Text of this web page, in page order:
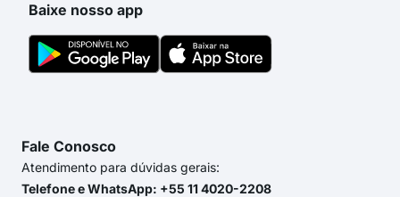
Baixe nosso app
Fale Conosco
Atendimento para dúvidas gerais:
Telefone e WhatsApp: +55 11 4020-2208